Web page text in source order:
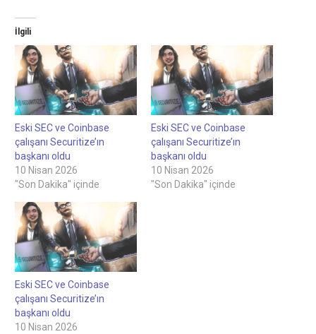
İlgili
Eski SEC ve Coinbase
çalışanı Securitize’ın
başkanı oldu
10 Nisan 2026
"Son Dakika" içinde
Eski SEC ve Coinbase
çalışanı Securitize’ın
başkanı oldu
10 Nisan 2026
"Son Dakika" içinde
Eski SEC ve Coinbase
çalışanı Securitize’ın
başkanı oldu
10 Nisan 2026